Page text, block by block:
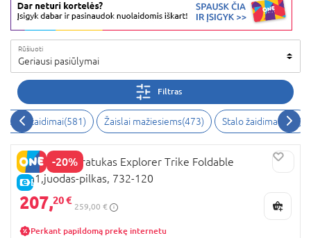
Rūšiuoti
Geriausi pasiūlymai
Filtras
žaidimai(581) Žaislai mažiesiems(473) Stalo žaidimai 470 )
-20%
E-KAINA
GLOBBER triratukas Explorer Trike Foldable
4in1,juodas-pilkas, 732-120
207,20 €
259,00 €
Perkant papildomą prekę internetu